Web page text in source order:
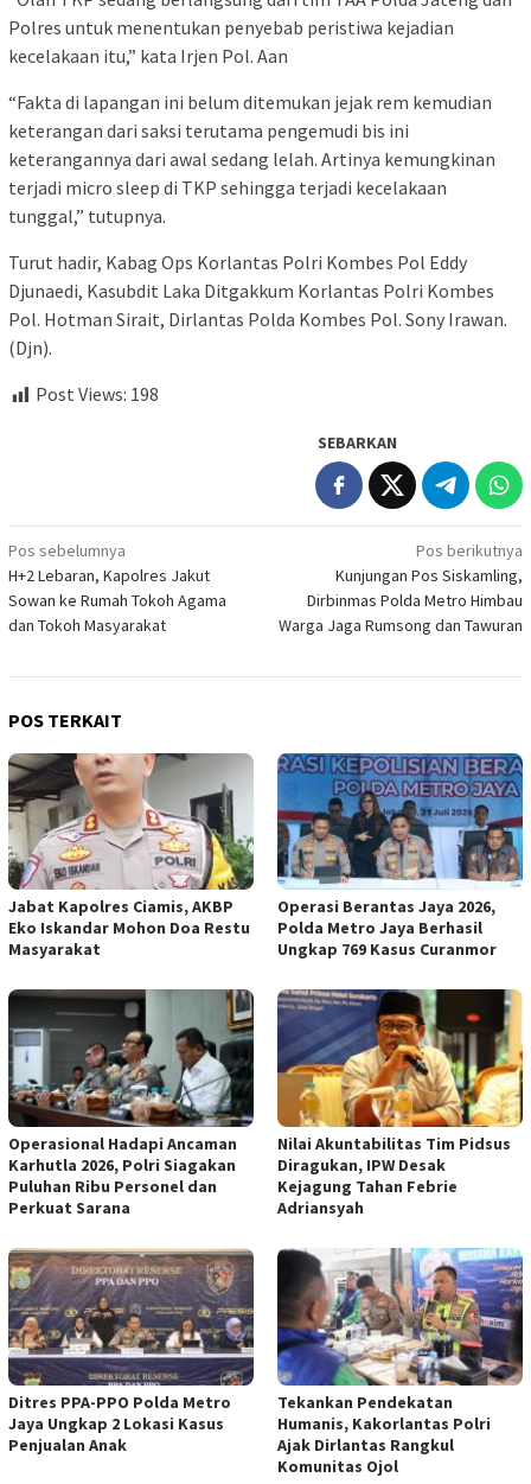
Polres untuk menentukan penyebab peristiwa kejadian
kecelakaan itu,” kata Irjen Pol. Aan
“Fakta di lapangan ini belum ditemukan jejak rem kemudian
keterangan dari saksi terutama pengemudi bis ini
keterangannya dari awal sedang lelah. Artinya kemungkinan
terjadi micro sleep di TKP sehingga terjadi kecelakaan
tunggal,” tutupnya.
Turut hadir, Kabag Ops Korlantas Polri Kombes Pol Eddy
Djunaedi, Kasubdit Laka Ditgakkum Korlantas Polri Kombes
Pol. Hotman Sirait, Dirlantas Polda Kombes Pol. Sony Irawan.
(Djn).
Post Views: 198
SEBARKAN
Navigasi
pos
Pos sebelumnya
H+2 Lebaran, Kapolres Jakut
Sowan ke Rumah Tokoh Agama
dan Tokoh Masyarakat
Pos berikutnya
Kunjungan Pos Siskamling,
Dirbinmas Polda Metro Himbau
Warga Jaga Rumsong dan Tawuran
POS TERKAIT
Jabat Kapolres Ciamis, AKBP
Eko Iskandar Mohon Doa Restu
Masyarakat
Operasi Berantas Jaya 2026,
Polda Metro Jaya Berhasil
Ungkap 769 Kasus Curanmor
Operasional Hadapi Ancaman
Karhutla 2026, Polri Siagakan
Puluhan Ribu Personel dan
Perkuat Sarana
Nilai Akuntabilitas Tim Pidsus
Diragukan, IPW Desak
Kejagung Tahan Febrie
Adriansyah
Ditres PPA-PPO Polda Metro
Jaya Ungkap 2 Lokasi Kasus
Penjualan Anak
Tekankan Pendekatan
Humanis, Kakorlantas Polri
Ajak Dirlantas Rangkul
Komunitas Ojol